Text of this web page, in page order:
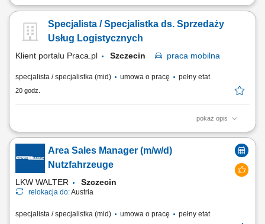
ZAKRES OBOWIĄZKÓW: Aktywny kontakt telefoniczny z klientami
finansami, w tym szkoleń z zakresu edukacji finansowej; Budowanie
relacji i pozyskiwanie klientów dla naszych kluczowych Partnerów
Specjalista / Specjalistka ds. Sprzedaży
Usług Logistycznych
Klient portalu Praca.pl Szczecin praca mobilna
specjalista / specjalistka (mid) umowa o pracę pełny etat
20 godz.
pokaż opis
Pozyskiwanie nowych klientów na wskazanym obszarze;
Przygotowywanie ofert handlowych i negocjowanie warunków
współpracy; Budowanie i utrzymywanie długofalowych relacji z
klientami biznesowymi; Realizacja celów sprzedażowych;
Monitorowanie realizacji umów i obsługi klientów; Analiza rynku...
Area Sales Manager (m/w/d)
Nutzfahrzeuge
LKW WALTER Szczecin
relokacja do:Austria
specjalista / specjalistka (mid) umowa o pracę pełny etat